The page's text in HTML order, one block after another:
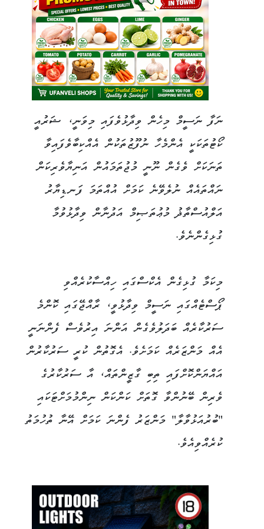
ނަފާ ނަސީމް މިހެން ވިދާޅުވެފައި މިވަނީ، ޝަރުއީ
ކޯޓުތަކަކީ އެންމެހާ ނުފޫޒުތަކުން އެއްކިބާވެފައިވާ
ތަނަކަށް ވެގެން ނޫނީ މުޖުތަމައުން އަނިޔާވެރިކަން
ނައްތައެއް ނުލެވޭނެ ކަމަށް އުއްތަމަ ފަނޑިޔާރު
އަލްއުސްތާޛު މުޢުތަޞިމް އަދުނާން ވިދާޅުވުމާ
ގުޅިގެންނެވެ.
މިކަމާ ގުޅިގެން އެކްސްގައި ހިއްސާކުރެއްވި
ޕޯސްޓެއްގައި ނަސީމް ވިދާޅުވީ، ރާއްޖޭގައި ކޮންމެ
ސަރުކާރެއް ބަދަލުވެގެން އަންނަ އިރުވެސް ފެންނަނީ
އެއް މަންޒަރެއް ކަމަށެވެ. އެގޮތުން ކުރީ ސަރުކާރުން
އައްޔަންކޮށްފައި ތިބި ގާޒީންތައް، އާ ސަރުކާރުގެ
ވެރިން ބޭނުންވާ ގޮތަށް ކަންކަން ނިންމުމަށްޓަކައި
"ބުރުއަޅުވާލާ" މަންޒަރު ފެންނަ ކަމަށް އޭނާ ތުހުމަތު
ކުރެއްވިއެވެ.